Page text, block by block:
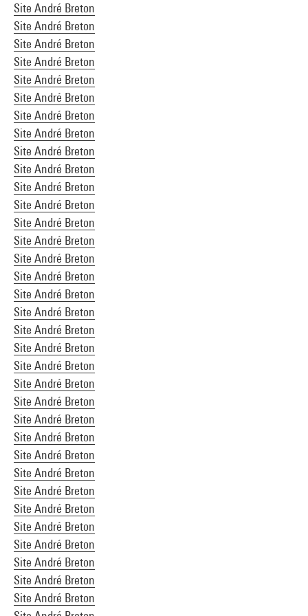
Site André Breton
Site André Breton
Site André Breton
Site André Breton
Site André Breton
Site André Breton
Site André Breton
Site André Breton
Site André Breton
Site André Breton
Site André Breton
Site André Breton
Site André Breton
Site André Breton
Site André Breton
Site André Breton
Site André Breton
Site André Breton
Site André Breton
Site André Breton
Site André Breton
Site André Breton
Site André Breton
Site André Breton
Site André Breton
Site André Breton
Site André Breton
Site André Breton
Site André Breton
Site André Breton
Site André Breton
Site André Breton
Site André Breton
Site André Breton